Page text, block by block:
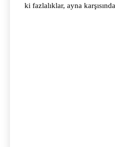
ki fazlalıklar, ayna